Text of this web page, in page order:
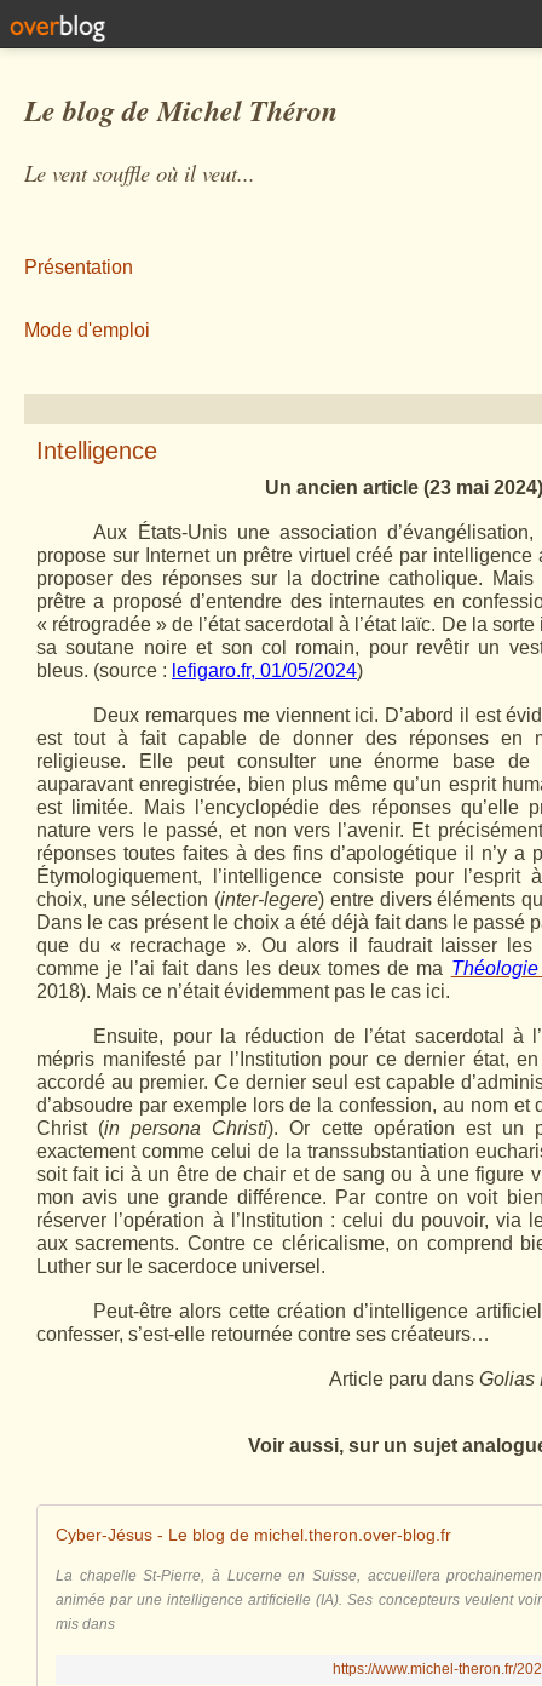
Le blog de Michel Théron
Le vent souffle où il veut...
Présentation
Mode d'emploi
Intelligence
Un ancien article (23 mai 2024)
Aux États-Unis une association
propose sur Internet un prêtre virtuel créé par intelligence
proposer des réponses sur la doctrine catholique. Mais
prêtre a proposé d’entendre des internautes en
« rétrogradée » de l’état sacerdotal à l’état laïc. De la sorte
sa soutane noire et son col romain, pour revêtir un
bleus. (source : lefigaro.fr, 01/05/2024)
Deux remarques me viennent ici. D’abord il est
est tout à fait capable de donner des réponses en
religieuse. Elle peut consulter une énorme base de
auparavant enregistrée, bien plus même qu’un esprit
est limitée. Mais l’encyclopédie des réponses qu’elle
nature vers le passé, et non vers l’avenir. Et
réponses toutes faites à des fins d’apologétique il n’y a
Étymologiquement, l’intelligence consiste pour l’esprit
choix, une sélection (inter-legere) entre divers éléments
Dans le cas présent le choix a été déjà fait dans le passé
que du « recrachage ». Ou alors il faudrait laisser les
comme je l’ai fait dans les deux tomes de ma
2018). Mais ce n’était évidemment pas le cas ici.
Ensuite, pour la réduction de l’état sacerdotal à
mépris manifesté par l’Institution pour ce dernier état,
accordé au premier. Ce dernier seul est capable
d’absoudre par exemple lors de la confession, au nom et
Christ (in persona Christi). Or cette opération est un
exactement comme celui de la transsubstantiation
soit fait ici à un être de chair et de sang ou à une figure
mon avis une grande différence. Par contre on voit
réserver l’opération à l’Institution : celui du pouvoir, via
aux sacrements. Contre ce cléricalisme, on comprend
Luther sur le sacerdoce universel.
Peut-être alors cette création d’intelligence
confesser, s’est-elle retournée contre ses créateurs…
Article paru dans Golias
Voir aussi, sur un sujet
Cyber-Jésus - Le blog de michel.theron.over-blog.fr
La chapelle St-Pierre, à Lucerne en Suisse, accueillera
animée par une intelligence artificielle (IA). Ses concepteurs veulent
mis dans
https://www.michel-theron.fr/